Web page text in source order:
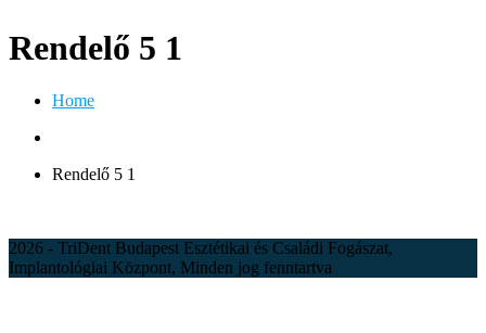
Rendelő 5 1
Home
Rendelő 5 1
2026 - TriDent Budapest Esztétikai és Családi Fogászat,
Implantológiai Központ, Minden jog fenntartva